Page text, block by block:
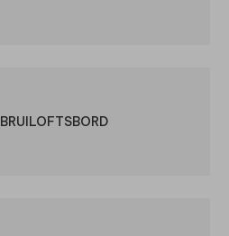
BRUILOFTSBORD